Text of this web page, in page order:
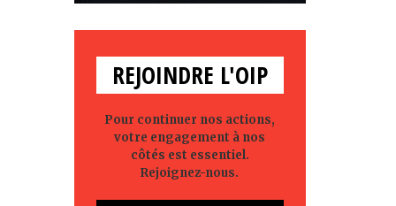
REJOINDRE L'OIP
Pour continuer nos actions,
votre engagement à nos
côtés est essentiel.
Rejoignez-nous.